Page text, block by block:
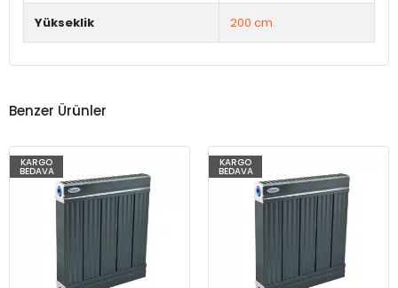
Yükseklik 200 cm.
Benzer Ürünler
KARGO
BEDAVA
KARGO
BEDAVA